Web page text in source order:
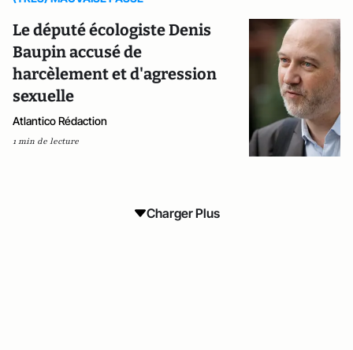
Le député écologiste Denis
Baupin accusé de
harcèlement et d'agression
sexuelle
Atlantico Rédaction
1 min de lecture
Charger Plus